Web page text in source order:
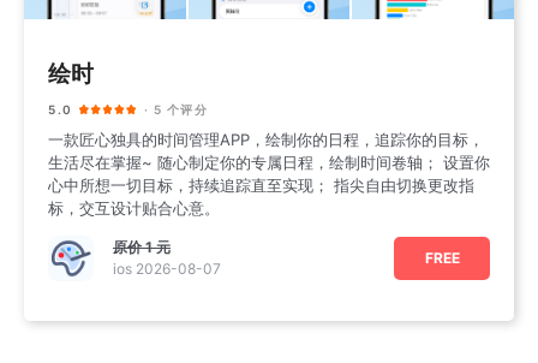
绘时
5.0 · 5 个评分
一款匠心独具的时间管理APP，绘制你的日程，追踪你的目标，
生活尽在掌握~ 随心制定你的专属日程，绘制时间卷轴； 设置你
心中所想一切目标，持续追踪直至实现； 指尖自由切换更改指
标，交互设计贴合心意。
原价1 元
ios 2026-08-07
FREE